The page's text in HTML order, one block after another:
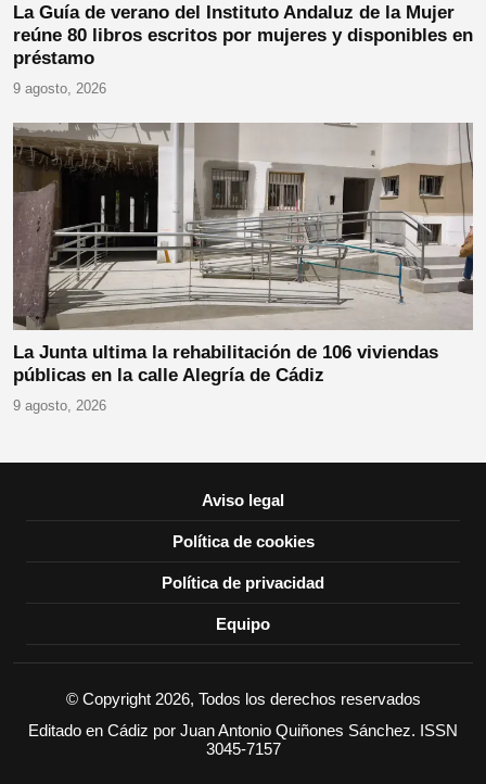
La Guía de verano del Instituto Andaluz de la Mujer
reúne 80 libros escritos por mujeres y disponibles en
préstamo
9 agosto, 2026
La Junta ultima la rehabilitación de 106 viviendas
públicas en la calle Alegría de Cádiz
9 agosto, 2026
Aviso legal
Política de cookies
Política de privacidad
Equipo
© Copyright 2026, Todos los derechos reservados
Editado en Cádiz por Juan Antonio Quiñones Sánchez. ISSN
3045-7157